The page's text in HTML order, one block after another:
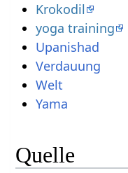
Krokodil
yoga training
Upanishad
Verdauung
Welt
Yama
Quelle